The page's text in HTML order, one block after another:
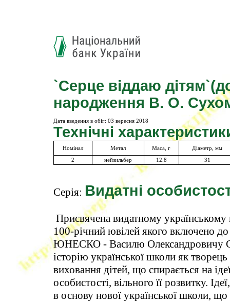
`Серце віддаю
народження В. О.
Дата введення в обіг: 03 вересня 2018
Технічні
Номінал Метал Маса, г
Діаметр, мм
2
нейзильбер 12.8 31
Серія: Видатні
Присвячена видатному
100-річний ювілей якого включено
ЮНЕСКО - Василю Олександровичу
історію української школи як
виховання дітей, що спирається на
особистості, вільного її розвитку.
в основу нової української школи,